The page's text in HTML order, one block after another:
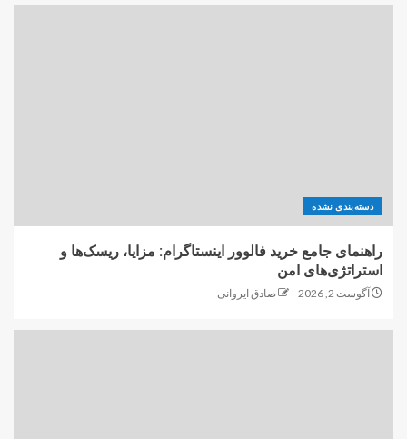
دسته‌بندی نشده
راهنمای جامع خرید فالوور اینستاگرام: مزایا، ریسک‌ها و
استراتژی‌های امن
آگوست 2, 2026 صادق ایروانی